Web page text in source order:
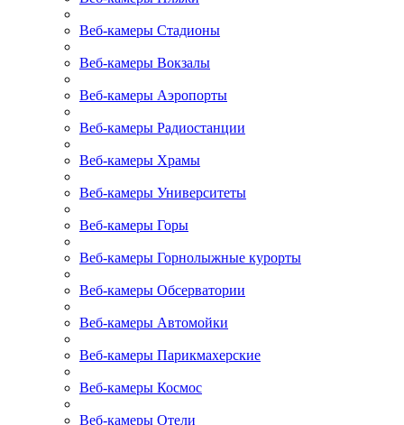
Веб-камеры Стадионы
Веб-камеры Вокзалы
Веб-камеры Аэропорты
Веб-камеры Радиостанции
Веб-камеры Храмы
Веб-камеры Университеты
Веб-камеры Горы
Веб-камеры Горнолыжные курорты
Веб-камеры Обсерватории
Веб-камеры Автомойки
Веб-камеры Парикмахерские
Веб-камеры Космос
Веб-камеры Отели